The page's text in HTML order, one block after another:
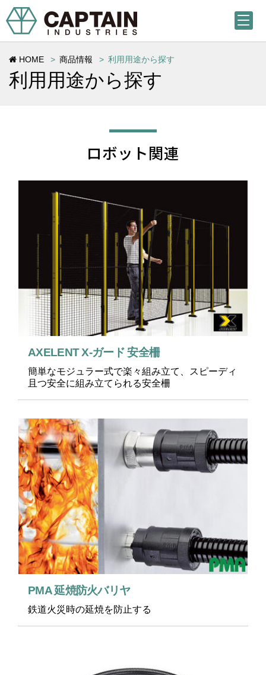
HOME 商品情報 利用用途から探す
利用用途から探す
ロボット関連
AXELENT X-ガード 安全柵
簡単なモジュラー式で楽々組み立て、スピーディ
且つ安全に組み立てられる安全柵
PMA 延焼防火バリヤ
鉄道火災時の延焼を防止する